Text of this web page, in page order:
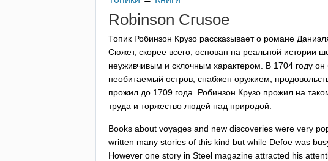
Robinson Crusoe
Топик Робинзон Крузо рассказывает о романе
Сюжет, скорее всего, основан на реальной истории
неуживчивым и склочным характером. В 1704 году
необитаемый остров, снабжен оружием,
прожил до 1709 года. Робинзон Крузо прожил на
труда и торжество людей над природой.
Books about voyages and new discoveries were very
written many stories of this kind but while Defoe was
However one story in Steel magazine attracted his